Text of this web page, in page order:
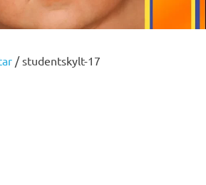
/ studentskylt-17